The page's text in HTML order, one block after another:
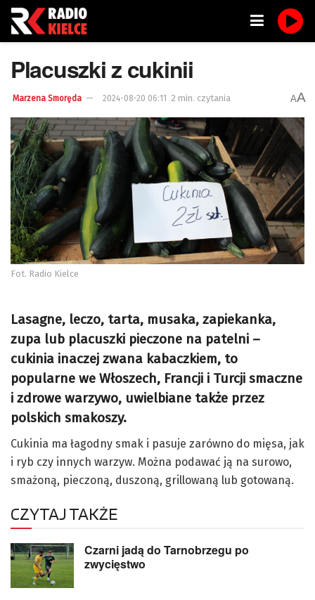
Placuszki z cukinii
Marzena Smoręda 2024-08-20 06:11 2 min. czytania AA
Fot. Radio Kielce
Lasagne, leczo, tarta, musaka, zapiekanka,
zupa lub placuszki pieczone na patelni –
cukinia inaczej zwana kabaczkiem, to
popularne we Włoszech, Francji i Turcji smaczne
i zdrowe warzywo, uwielbiane także przez
polskich smakoszy.
Cukinia ma łagodny smak i pasuje zarówno do mięsa, jak
i ryb czy innych warzyw. Można podawać ją na surowo,
smażoną, pieczoną, duszoną, grillowaną lub gotowaną.
CZYTAJ TAKŻE
Czarni jadą do Tarnobrzegu po
zwycięstwo